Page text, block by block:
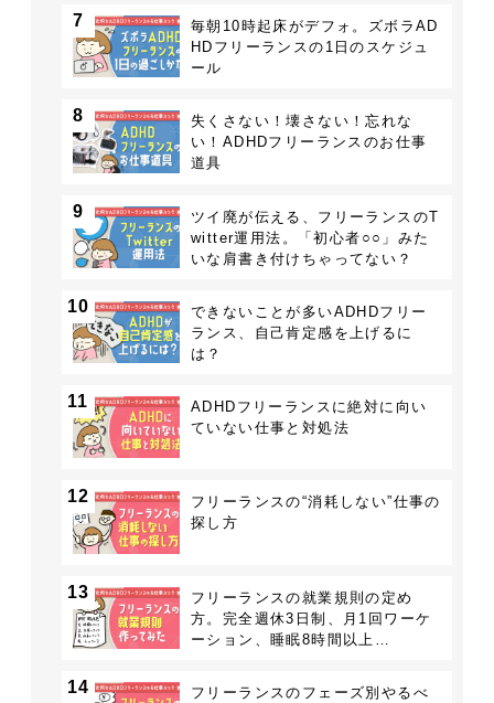
7
毎朝10時起床がデフォ。ズボラAD
HDフリーランスの1日のスケジュ
ール
8
失くさない！壊さない！忘れな
い！ADHDフリーランスのお仕事
道具
9
ツイ廃が伝える、フリーランスのT
witter運用法。「初心者○○」みた
いな肩書き付けちゃってない？
10
できないことが多いADHDフリー
ランス、自己肯定感を上げるに
は？
11
ADHDフリーランスに絶対に向い
ていない仕事と対処法
12
フリーランスの“消耗しない”仕事の
探し方
13
フリーランスの就業規則の定め
方。完全週休3日制、月1回ワーケ
ーション、睡眠8時間以上…
14
フリーランスのフェーズ別やるべ